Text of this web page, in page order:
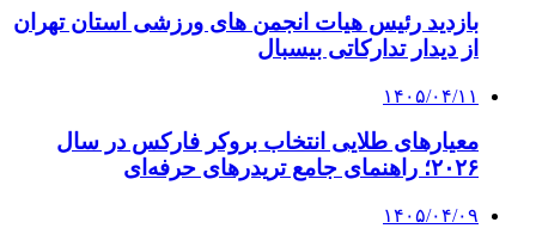
بازدید رئیس هیات انجمن های ورزشی استان تهران
از دیدار تدارکاتی بیسبال
۱۴۰۵/۰۴/۱۱
معیارهای طلایی انتخاب بروکر فارکس در سال
۲۰۲۶؛ راهنمای جامع تریدرهای حرفه‌ای
۱۴۰۵/۰۴/۰۹